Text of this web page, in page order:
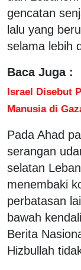
gencatan
lalu yang
selama lebih
Baca Juga :
Israel Disebut
Manusia di
Pada Ahad
serangan
selatan
menembaki
perbatasan
bawah
Berita
Hizbullah